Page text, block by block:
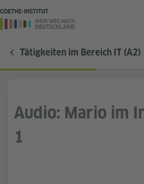
Tätigkeiten im Bereich IT (A2)
Audio: Mario im
1